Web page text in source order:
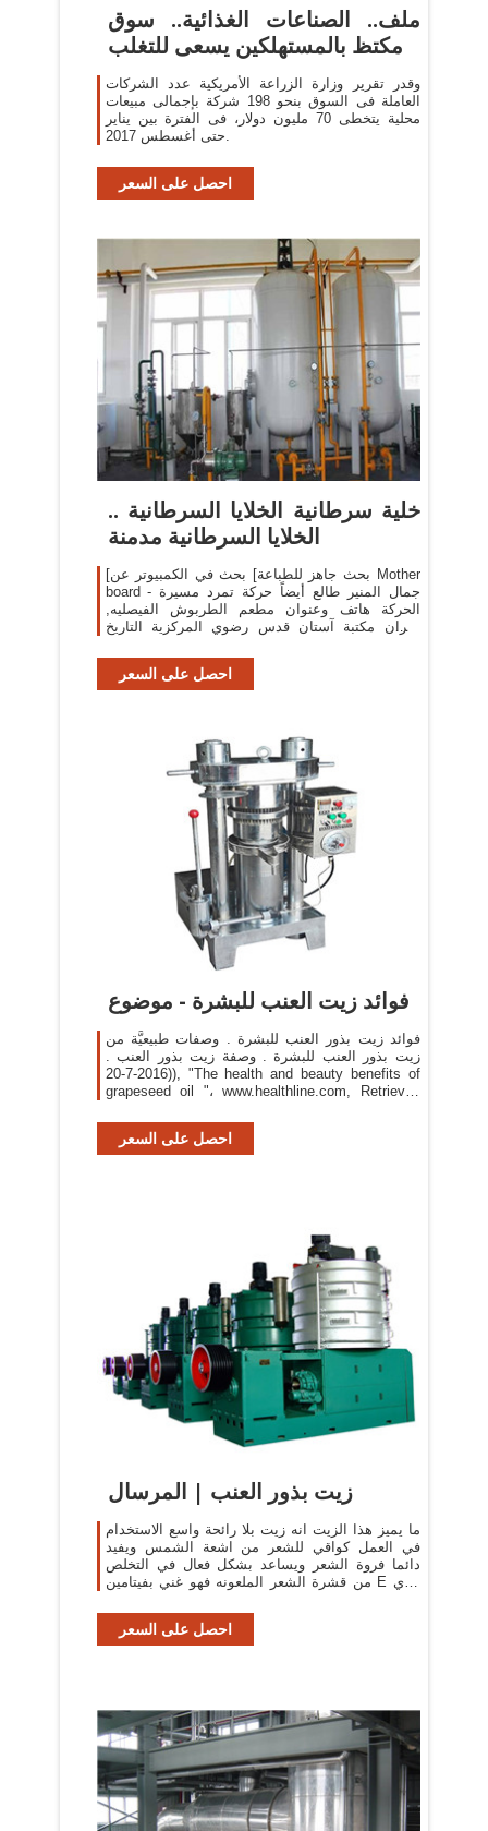
ملف.. الصناعات الغذائية.. سوق
مكتظ بالمستهلكين يسعى للتغلب
وقدر تقرير وزارة الزراعة الأمريكية عدد الشركات
العاملة فى السوق بنحو 198 شركة بإجمالى مبيعات
محلية يتخطى 70 مليون دولار، فى الفترة بين يناير
حتى أغسطس 2017.
احصل على السعر
خلية سرطانية الخلايا السرطانية ..
الخلايا السرطانية مدمنة
[بحث جاهز للطباعة] بحث في الكمبيوتر عن Mother
board - جمال المنير طالع أيضاً حركة تمرد مسيرة
الحركة هاتف وعنوان مطعم الطربوش الفيصليه,
نجران مكتبة آستان قدس رضوي المركزية التاريخ
احصل على السعر
فوائد زيت العنب للبشرة - موضوع
فوائد زيت بذور العنب للبشرة . وصفات طبيعيَّة من
زيت بذور العنب للبشرة . وصفة زيت بذور العنب .
(2016-7-20), "The health and beauty benefits of
grapeseed oil "، www.healthline.com, Retrieved
احصل على السعر
زيت بذور العنب | المرسال
ما يميز هذا الزيت انه زيت بلا رائحة واسع الاستخدام
في العمل كواقي للشعر من اشعة الشمس ويفيد
دائما فروة الشعر ويساعد بشكل فعال في التخلص
من قشرة الشعر الملعونه فهو غني بفيتامين E الذي
احصل على السعر